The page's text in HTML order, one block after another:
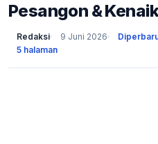
Pesangon &
Redaksi 9 Juni 2026
5 halaman